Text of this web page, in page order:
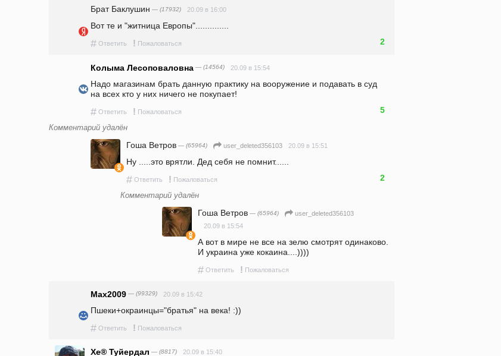
Брат Баклушин — (17932) 20.09 в 16:00
Вот те и "житница Европы"..............
# Ответить ! Пожаловаться 2
Колыма Лесоповаловна — (14564) 20.09 в 15:54
Надо магазинам брать данную практику на вооружение и подавать в суд
на всех кто у них ничего не покупает!
# Ответить ! Пожаловаться 5
Комментарий удалён
Гоша Ветров — (65964) user_deleted356103 20.09 в 15:51
Ну .....это врятли. Дед себя не помнит......
# Ответить ! Пожаловаться 2
Комментарий удалён
Гоша Ветров — (65964)
user_deleted356103
20.09 в 15:54
А вот в мире не все на зелю смотрят одинаково.
И украина уже кокаина....))))
# Ответить ! Пожаловаться
Max2009 — (99329) 20.09 в 15:42
Пшеки+окраинцы="братья" на века! :))
# Ответить ! Пожаловаться
Хе® Туйердал — (8817) 20.09 в 15:40